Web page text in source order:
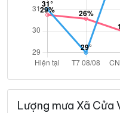
Lượng mưa Xã